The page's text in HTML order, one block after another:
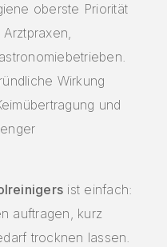
oberste Priorität
Wirkung
und
ist einfach:
auftragen, kurz
trocknen lassen.